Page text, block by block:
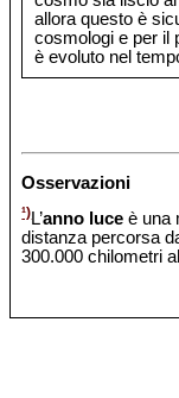
allora questo è
cosmologi e per il
è evoluto nel
Osservazioni
¹)L’anno luce è una
distanza percorsa
300.000 chilometri